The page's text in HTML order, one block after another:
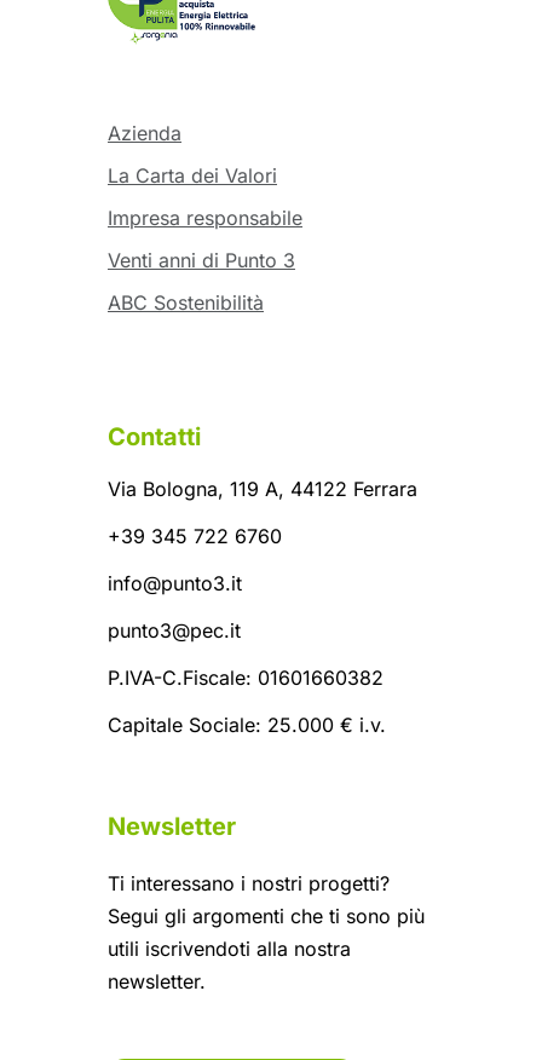
Azienda
La Carta dei Valori
Impresa responsabile
Venti anni di Punto 3
ABC Sostenibilità
Contatti
Via Bologna, 119 A, 44122 Ferrara
+39 345 722 6760
info@punto3.it
punto3@pec.it
P.IVA-C.Fiscale: 01601660382
Capitale Sociale: 25.000 € i.v.
Newsletter
Ti interessano i nostri progetti?
Segui gli argomenti che ti sono più
utili iscrivendoti alla nostra
newsletter.